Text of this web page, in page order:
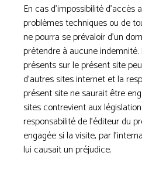
En cas d’impossibilité d’accès
problèmes techniques ou de
ne pourra se prévaloir d’un
prétendre à aucune
présents sur le présent site
d’autres sites internet et la
présent site ne saurait être
sites contrevient aux
responsabilité de l’éditeur du
engagée si la visite, par
lui causait un préjudice.